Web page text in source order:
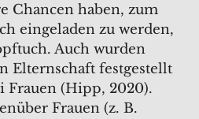
Chancen haben, zum
eingeladen zu werden,
Auch wurden
Elternschaft festgestellt
Frauen (Hipp, 2020).
Frauen (z. B.